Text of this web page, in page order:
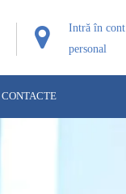
Intră în cont
personal
CONTACTE